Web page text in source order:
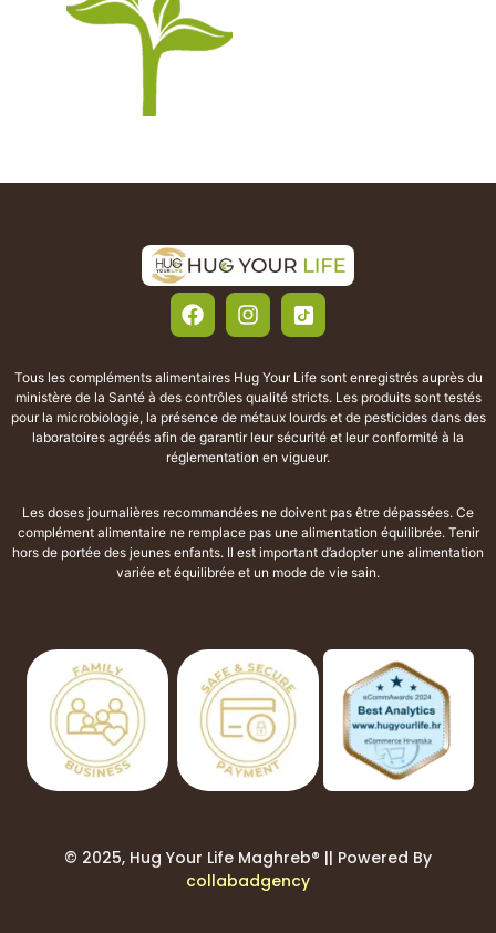
Tous les compléments alimentaires Hug Your Life sont enregistrés auprès du
ministère de la Santé à des contrôles qualité stricts. Les produits sont testés
pour la microbiologie, la présence de métaux lourds et de pesticides dans des
laboratoires agréés afin de garantir leur sécurité et leur conformité à la
réglementation en vigueur.
Les doses journalières recommandées ne doivent pas être dépassées. Ce
complément alimentaire ne remplace pas une alimentation équilibrée. Tenir
hors de portée des jeunes enfants. Il est important d’adopter une alimentation
variée et équilibrée et un mode de vie sain.
© 2025, Hug Your Life Maghreb® || Powered By
collabadgency